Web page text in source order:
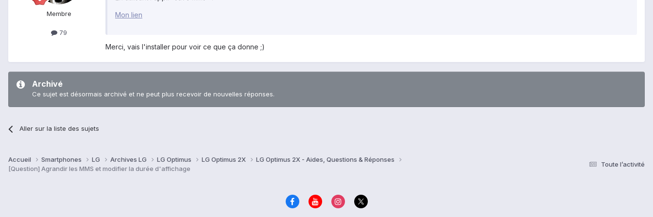
Membre
79
Mon lien
Merci, vais l'installer pour voir ce que ça donne ;)
Archivé
Ce sujet est désormais archivé et ne peut plus recevoir de nouvelles réponses.
Aller sur la liste des sujets
Toute l’activité
Accueil Smartphones LG Archives LG LG Optimus LG Optimus 2X
LG Optimus 2X - Aides, Questions & Réponses
[Question] Agrandir les MMS et modifier la durée d'affichage